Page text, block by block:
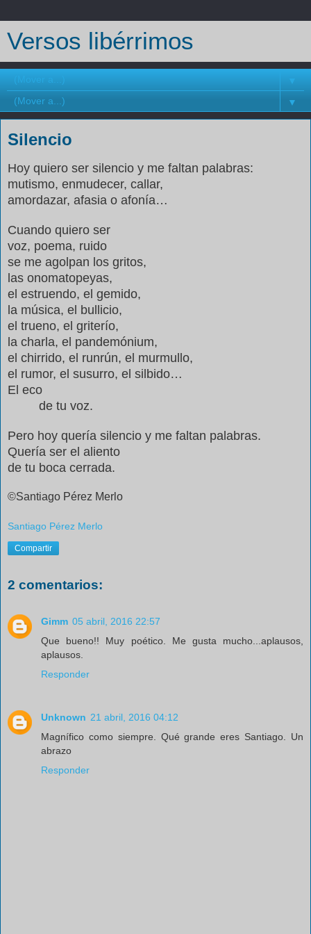
Versos libérrimos
▼
▼
Silencio
Hoy quiero ser silencio y me faltan palabras:
mutismo, enmudecer, callar,
amordazar, afasia o afonía…
Cuando quiero ser
voz, poema, ruido
se me agolpan los gritos,
las onomatopeyas,
el estruendo, el gemido,
la música, el bullicio,
el trueno, el griterío,
la charla, el pandemónium,
el chirrido, el runrún, el murmullo,
el rumor, el susurro, el silbido…
El eco
de tu voz.
Pero hoy quería silencio y me faltan palabras.
Quería ser el aliento
de tu boca cerrada.
©Santiago Pérez Merlo
Santiago Pérez Merlo
Compartir
2 comentarios:
Gimm 05 abril, 2016 22:57
Que bueno!! Muy poético. Me gusta mucho...aplausos,
aplausos.
Responder
Unknown 21 abril, 2016 04:12
Magnífico como siempre. Qué grande eres Santiago. Un
abrazo
Responder